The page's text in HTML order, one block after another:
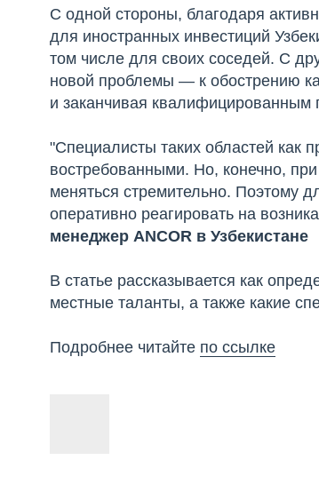
С одной стороны, благодаря
для иностранных инвестиций
том числе для своих соседей. С
новой проблемы — к обострению
и заканчивая квалифицированным
"Специалисты таких областей как
востребованными. Но, конечно,
меняться стремительно. Поэтому
оперативно реагировать на
менеджер ANCOR в Узбекистане
В статье рассказывается как
местные таланты, а также какие
Подробнее читайте по ссылке